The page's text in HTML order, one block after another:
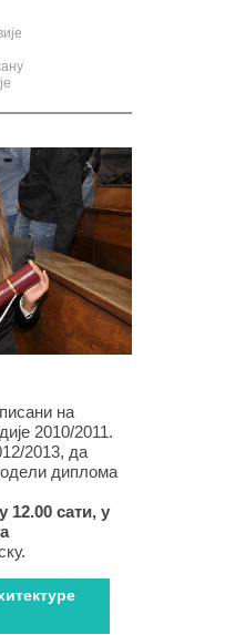
на
2010/2011.
2013, да
диплома
12.00 сати, у